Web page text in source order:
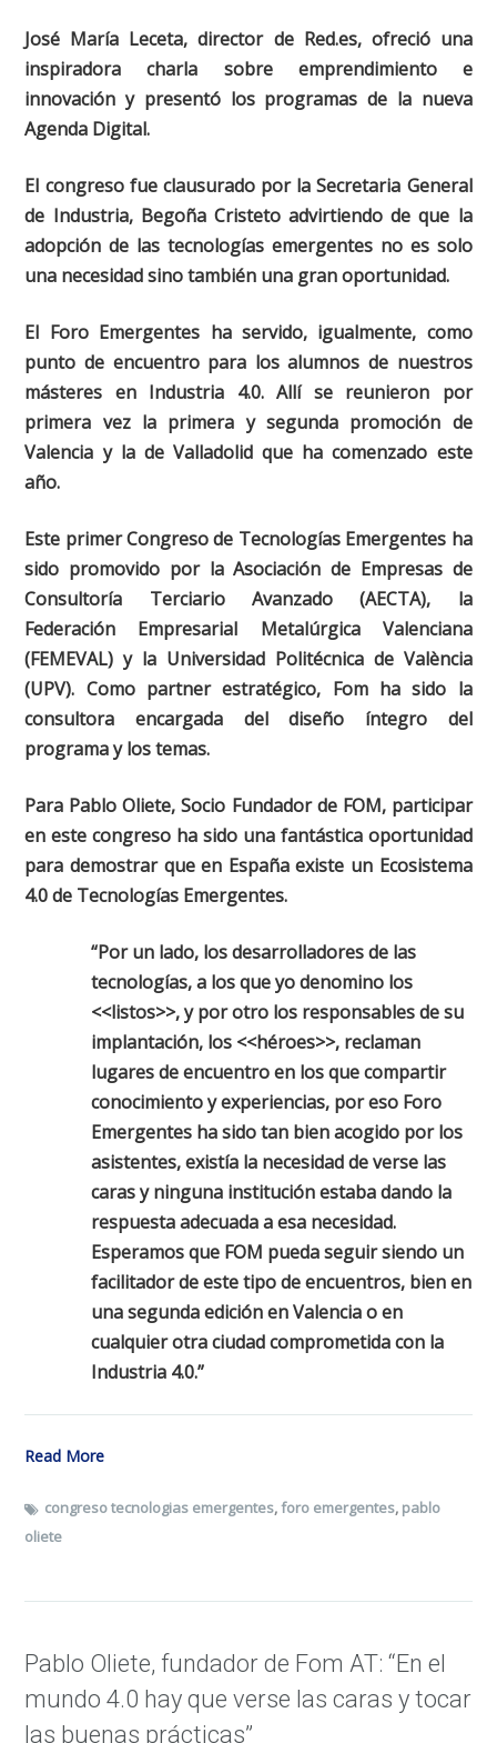
José María Leceta, director de Red.es, ofreció una
inspiradora charla sobre emprendimiento e
innovación y presentó los programas de la nueva
Agenda Digital.
El congreso fue clausurado por la Secretaria General
de Industria, Begoña Cristeto advirtiendo de que la
adopción de las tecnologías emergentes no es solo
una necesidad sino también una gran oportunidad.
El Foro Emergentes ha servido, igualmente, como
punto de encuentro para los alumnos de nuestros
másteres en Industria 4.0. Allí se reunieron por
primera vez la primera y segunda promoción de
Valencia y la de Valladolid que ha comenzado este
año.
Este primer Congreso de Tecnologías Emergentes ha
sido promovido por la Asociación de Empresas de
Consultoría Terciario Avanzado (AECTA), la
Federación Empresarial Metalúrgica Valenciana
(FEMEVAL) y la Universidad Politécnica de València
(UPV). Como partner estratégico, Fom ha sido la
consultora encargada del diseño íntegro del
programa y los temas.
Para Pablo Oliete, Socio Fundador de FOM, participar
en este congreso ha sido una fantástica oportunidad
para demostrar que en España existe un Ecosistema
4.0 de Tecnologías Emergentes.
“Por un lado, los desarrolladores de las
tecnologías, a los que yo denomino los
<<listos>>, y por otro los responsables de su
implantación, los <<héroes>>, reclaman
lugares de encuentro en los que compartir
conocimiento y experiencias, por eso Foro
Emergentes ha sido tan bien acogido por los
asistentes, existía la necesidad de verse las
caras y ninguna institución estaba dando la
respuesta adecuada a esa necesidad.
Esperamos que FOM pueda seguir siendo un
facilitador de este tipo de encuentros, bien en
una segunda edición en Valencia o en
cualquier otra ciudad comprometida con la
Industria 4.0.”
Read More
congreso tecnologias emergentes,foro emergentes, pablo
oliete
Pablo Oliete, fundador de Fom AT: “En el
mundo 4.0 hay que verse las caras y tocar
las buenas prácticas”